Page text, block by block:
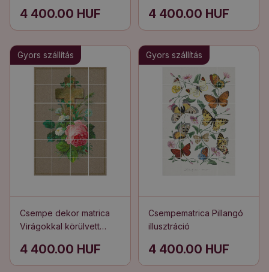
4 400.00 HUF 4 400.00 HUF
Gyors szállítás
Csempe dekor matrica
Virágokkal körülvett
4 400.00 HUF
Gyors szállítás
Csempematrica Pillangó
illusztráció
4 400.00 HUF